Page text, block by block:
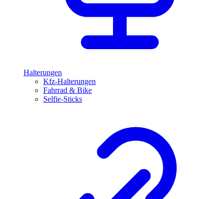
Halterungen
Kfz-Halterungen
Fahrrad & Bike
Selfie-Sticks